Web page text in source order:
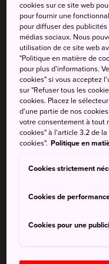
sanctuaire
longue
Le sanctuaire de
plus longue plage du
dans la préfecture de
rocher qui domine
45 mètres de haut et
vent et les vagues. Le
du pays.
À ne pas
L'occasion de
cookies sur ce site web
pour fournir une
pour diffuser des
médias sociaux. Nous
utilisation de ce site web
"Politique en matière de
pour plus d'informations.
cookies" si vous acceptez
sur "Refuser tous les
cookies. Placez le
d'une partie de nos
votre consentement à tout
cookies" à l'article 3.2 de
cookies". Politique en
Cookies strictement
Cookies de
Cookies pour une